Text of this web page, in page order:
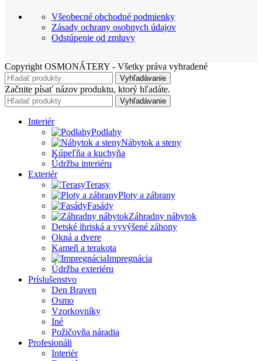
Všeobecné obchodné podmienky
Zásady ochrany osobnych údajov
Odstúpenie od zmluvy
Copyright OSMONÁTERY - Všetky práva vyhradené
Vyhľadávanie
Začnite písať názov produktu, ktorý hľadáte.
Vyhľadávanie
Interiér
Podlahy
Nábytok a steny
Kúpeľňa a kuchyňa
Údržba interiéru
Exteriér
Terasy
Ploty a zábrany
Fasády
Záhradny nábytok
Detské ihriská a vyvýšené záhony
Okná a dvere
Kameň a terakota
Impregnácia
Údržba exteriéru
Príslušenstvo
Den Braven
Osmo
Vzorkovníky
Iné
Požičovňa náradia
Profesionáli
Interiér